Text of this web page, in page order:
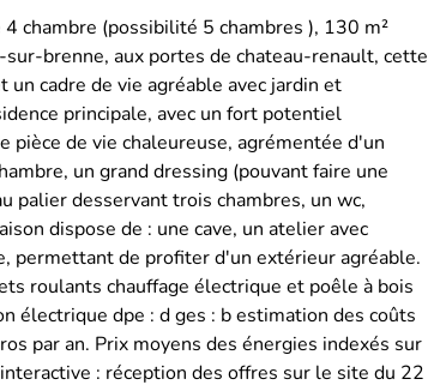
chambre (possibilité 5 chambres ), 130 m²
brenne, aux portes de chateau-renault, cette
cadre de vie agréable avec jardin et
principale, avec un fort potentiel
pièce de vie chaleureuse, agrémentée d'un
un grand dressing (pouvant faire une
palier desservant trois chambres, un wc,
dispose de : une cave, un atelier avec
permettant de profiter d'un extérieur agréable.
roulants chauffage électrique et poêle à bois
électrique dpe : d ges : b estimation des coûts
par an. Prix moyens des énergies indexés sur
: réception des offres sur le site du 22